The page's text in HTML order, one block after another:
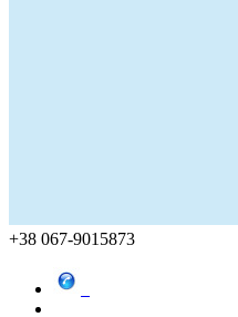
+38 067-9015873